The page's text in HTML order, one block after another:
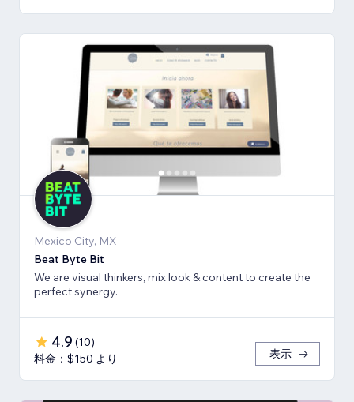
Mexico City, MX
Beat Byte Bit
We are visual thinkers, mix look & content to create the
perfect synergy.
4.9 (10)
料金：$150 より
表示